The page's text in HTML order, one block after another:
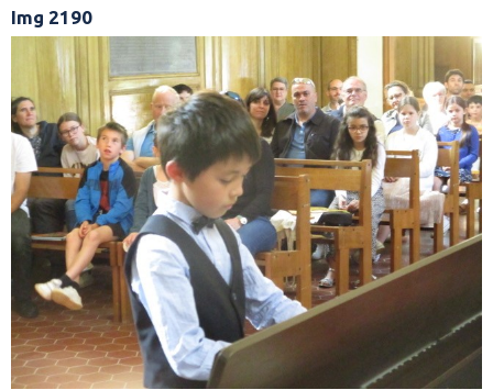
Img 2190